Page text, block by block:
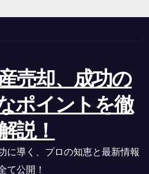
売却、成功の
ポイントを徹
説！
に導く、プロの知恵と最新情報
て公開！